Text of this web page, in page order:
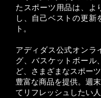
たスポーツ用品は、よ
し、自己ベストの更新
ト。
アディダス公式オンラ
グ、バスケットボール
ど、さまざまなスポー
豊富な商品を提供。週
てリフレッシュしたい